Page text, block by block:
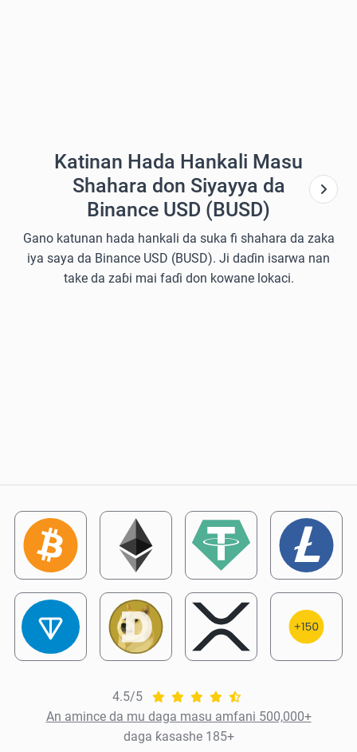
Katinan Hada Hankali Masu
Shahara don Siyayya da
Binance USD (BUSD)
Gano katunan hada hankali da suka fi shahara da zaka
iya saya da Binance USD (BUSD). Ji daɗin isarwa nan
take da zaɓi mai faɗi don kowane lokaci.
4.5/5
An amince da mu daga masu amfani 500,000+
daga ƙasashe 185+